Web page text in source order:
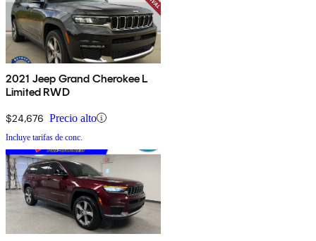
2021 Jeep Grand Cherokee L
Limited RWD
$24,676 Precio alto
Incluye tarifas de conc.